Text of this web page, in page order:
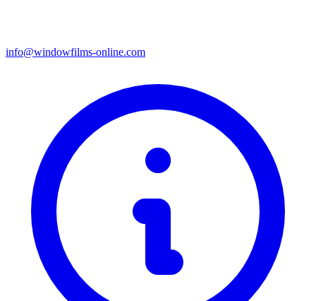
info@windowfilms-online.com